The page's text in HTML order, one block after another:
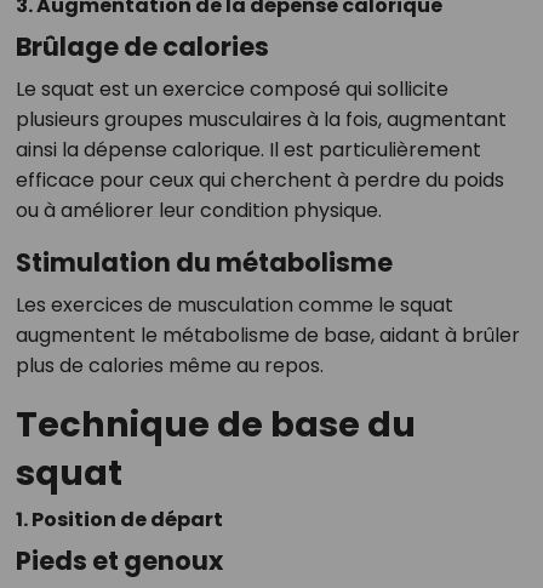
3. Augmentation de la dépense calorique
Brûlage de calories
Le squat est un exercice composé qui sollicite
plusieurs groupes musculaires à la fois, augmentant
ainsi la dépense calorique. Il est particulièrement
efficace pour ceux qui cherchent à perdre du poids
ou à améliorer leur condition physique.
Stimulation du métabolisme
Les exercices de musculation comme le squat
augmentent le métabolisme de base, aidant à brûler
plus de calories même au repos.
Technique de base du
squat
1. Position de départ
Pieds et genoux